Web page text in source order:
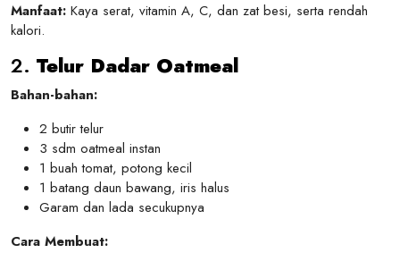
Manfaat: Kaya serat, vitamin A, C, dan zat besi, serta rendah
kalori.
2. Telur Dadar Oatmeal
Bahan-bahan:
2 butir telur
3 sdm oatmeal instan
1 buah tomat, potong kecil
1 batang daun bawang, iris halus
Garam dan lada secukupnya
Cara Membuat: